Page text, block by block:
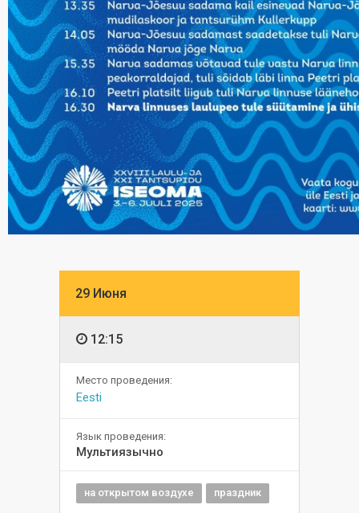
29 Июня
12:15
Место проведения:
Eesti
Язык проведения:
Мультиязычно
на открытом воздухе праздник